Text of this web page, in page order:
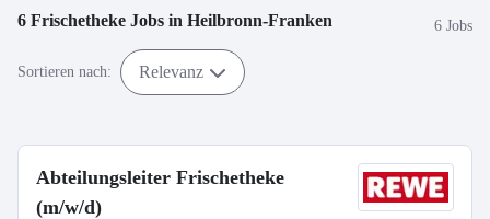
6 Frischetheke Jobs in Heilbronn-Franken 6 Jobs
Sortieren nach: Relevanz
Abteilungsleiter Frischetheke
(m/w/d)